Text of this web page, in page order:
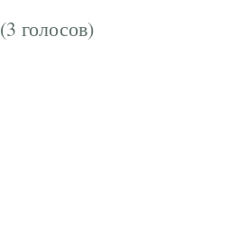
(3 голосов)